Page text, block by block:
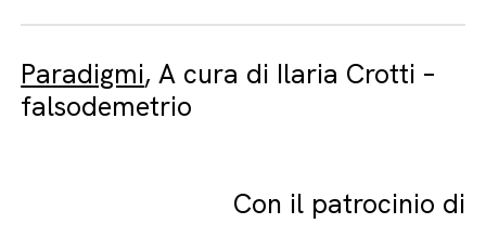
Paradigmi, A cura di Ilaria Crotti –
falsodemetrio
Con il patrocinio di